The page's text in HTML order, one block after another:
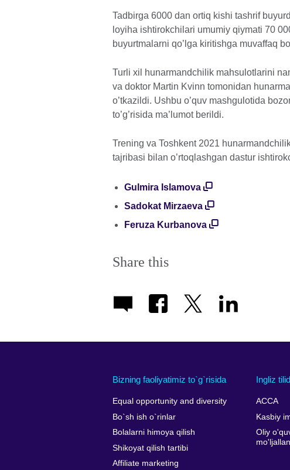
Tadbirga 6000 dan ortiq kishi tashrif
loyiha ishtirokchilari umumiy qiymati 70
buyurtmalarni qo’lga kiritishga muvaffaq
Turli xil hunarmandchilik mahsulotlarini
va doktor Martin Kvinn tomonidan
o’tkazildi. Ushbu o’quv mashgulotida
to’g’risida ma’lumot berildi.
Trening va Toshkent 2021
tajribasi bilan o’rtoqlashgan dastur
Gulmira Islamova
Sadokat Mirzaeva
Feruza Kurbanova
Share this
Bizning faoliyatimiz to`g`risida
Equal opportunity and diversity
Bo`sh ish o`rinlar
Bolalarni himoya qilish
Shikoyat qilish tartibi
Affiliate marketing
Ingliz
ACCA
Kasbiy
Oliy